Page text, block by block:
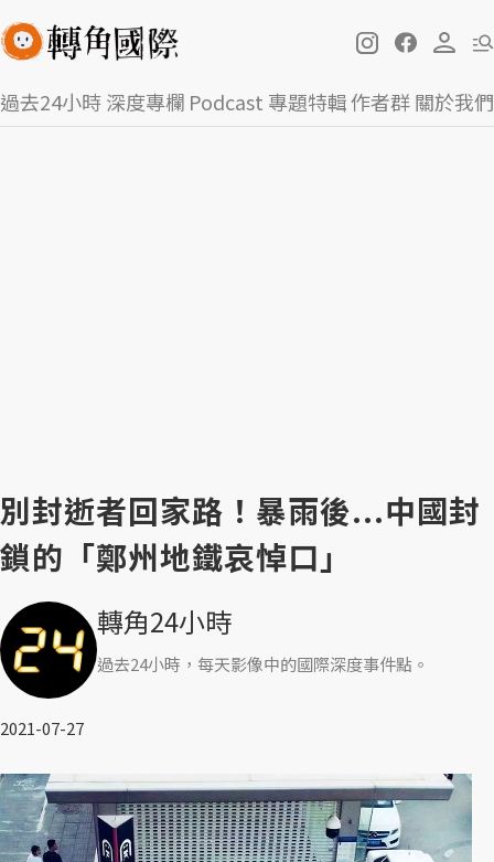
過去24小時深度專欄 Podcast 專題特輯作者群關於我們
別封逝者回家路！暴雨後...中國封
鎖的「鄭州地鐵哀悼口」
轉角24小時
過去24小時，每天影像中的國際深度事件點。
2021-07-27